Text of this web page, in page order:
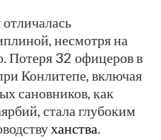
несмотря на
Потеря 32 офицеров в
Конлитепе, включая
сановников, как
стала глубоким
ханства.